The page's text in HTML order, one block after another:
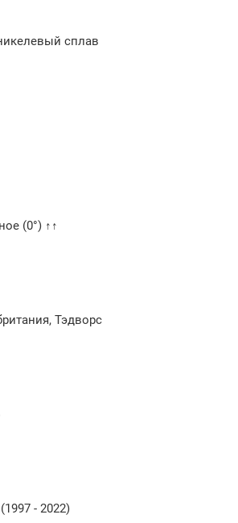
сплав
(0°) ↑↑
Тэдворс
- 2022)